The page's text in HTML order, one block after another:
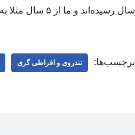
سال رسیده‌اند و ما از ۵ سال مثلا به ۱۰ سال رفته‌ایم.
برچسب‌ها: تندروی و افراطی گری